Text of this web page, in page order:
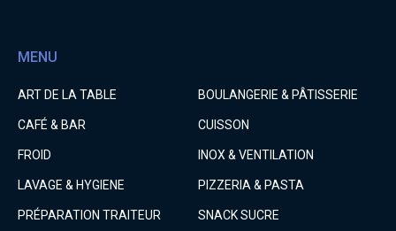
MENU
ART DE LA TABLE BOULANGERIE & PÂTISSERIE
CAFÉ & BAR CUISSON
FROID INOX & VENTILATION
LAVAGE & HYGIENE PIZZERIA & PASTA
PRÉPARATION TRAITEUR SNACK SUCRE